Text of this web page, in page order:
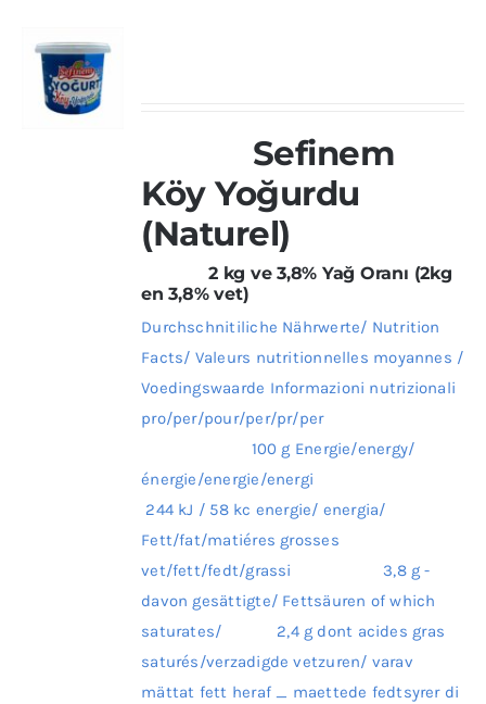
Sefinem
Köy Yoğurdu
(Naturel)
2 kg ve 3,8% Yağ Oranı (2kg
en 3,8% vet)
Durchschnitiliche Nährwerte/ Nutrition
Facts/ Valeurs nutritionnelles moyannes /
Voedingswaarde Informazioni nutrizionali
pro/per/pour/per/pr/per
100 g Energie/energy/
énergie/energie/energi
244 kJ / 58 kc energie/ energia/
Fett/fat/matiéres grosses
vet/fett/fedt/grassi 3,8 g -
davon gesättigte/ Fettsäuren of which
saturates/ 2,4 g dont acides gras
saturés/verzadigde vetzuren/ varav
mättat fett heraf _ maettede fedtsyrer di